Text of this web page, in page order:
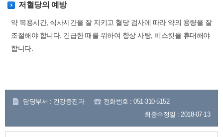
저혈당의 예방
약 복용시간, 식사시간을 잘 지키고 혈당 검사에 따라 약의 용량을 잘
조절해야 합니다. 긴급한 때를 위하여 항상 사탕, 비스킷을 휴대해야
합니다.
담당부서 : 건강증진과
전화번호 : 051-310-5152
최종수정일 : 2018-07-13